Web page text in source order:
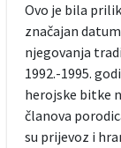
Ovo je bila
značajan
njegovanja
1992.-1995.
herojske bitke
članova
su prijevoz i